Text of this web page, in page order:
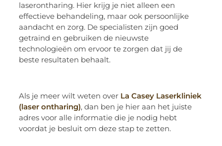
laserontharing. Hier krijg je niet alleen een
effectieve behandeling, maar ook persoonlijke
aandacht en zorg. De specialisten zijn goed
getraind en gebruiken de nieuwste
technologieën om ervoor te zorgen dat jij de
beste resultaten behaalt.
Als je meer wilt weten over La Casey Laserkliniek
(laser ontharing), dan ben je hier aan het juiste
adres voor alle informatie die je nodig hebt
voordat je besluit om deze stap te zetten.